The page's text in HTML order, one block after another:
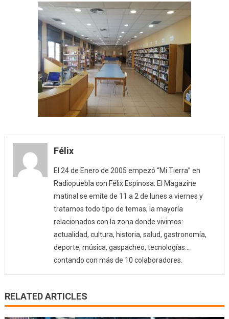
Félix
El 24 de Enero de 2005 empezó “Mi Tierra” en
Radiopuebla con Félix Espinosa. El Magazine
matinal se emite de 11 a 2 de lunes a viernes y
tratamos todo tipo de temas, la mayoría
relacionados con la zona donde vivimos:
actualidad, cultura, historia, salud, gastronomía,
deporte, música, gaspacheo, tecnologías…
contando con más de 10 colaboradores.
RELATED ARTICLES